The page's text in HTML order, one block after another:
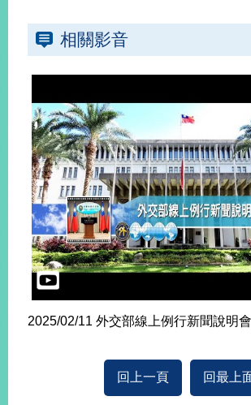
相關影音
2025/02/11 外交部線上例行新聞說明會
回上一頁 回最上